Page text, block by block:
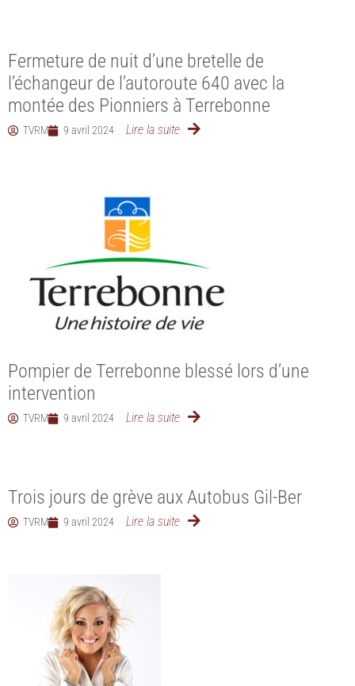
Fermeture de nuit d’une bretelle de
l’échangeur de l’autoroute 640 avec la
montée des Pionniers à Terrebonne
TVRM 9 avril 2024 Lire la suite
Pompier de Terrebonne blessé lors d’une
intervention
TVRM 9 avril 2024 Lire la suite
Trois jours de grève aux Autobus Gil-Ber
TVRM 9 avril 2024 Lire la suite